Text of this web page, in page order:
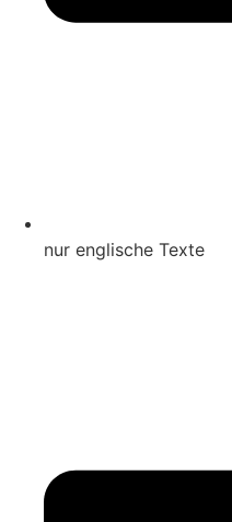
nur englische Texte